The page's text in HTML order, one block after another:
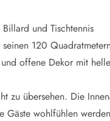
und Tischtennis
120
offene Dekor mit
zu übersehen. Die
wohlfühlen